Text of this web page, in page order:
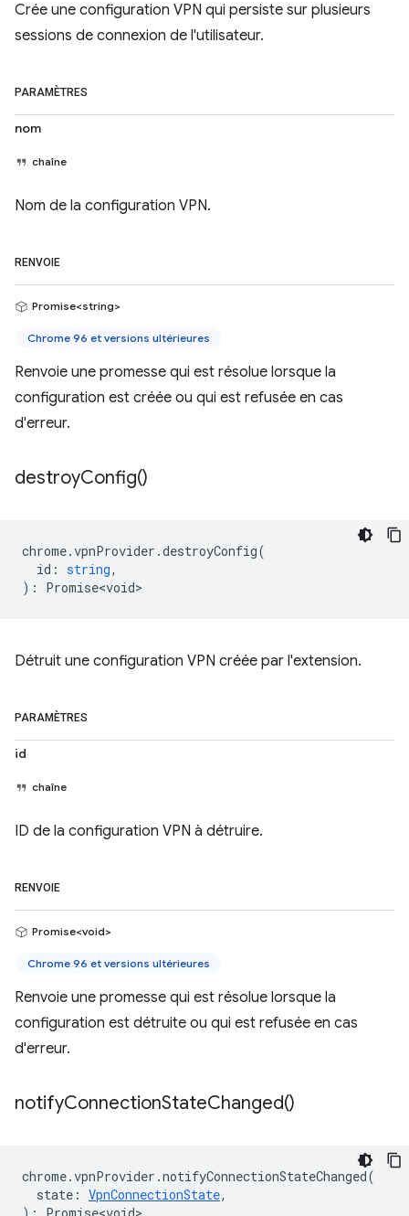
Crée une configuration VPN qui persiste sur plusieurs
sessions de connexion de l'utilisateur.
PARAMÈTRES
nom
chaîne
Nom de la configuration VPN.
RENVOIE
Promise<string>
Chrome 96 et versions ultérieures
Renvoie une promesse qui est résolue lorsque la
configuration est créée ou qui est refusée en cas
d'erreur.
destroyConfig()
chrome.vpnProvider .destroyConfig(
id : string,
) : Promise<void>
Détruit une configuration VPN créée par l'extension.
PARAMÈTRES
id
chaîne
ID de la configuration VPN à détruire.
RENVOIE
Promise<void>
Chrome 96 et versions ultérieures
Renvoie une promesse qui est résolue lorsque la
configuration est détruite ou qui est refusée en cas
d'erreur.
notifyConnectionStateChanged()
chrome.vpnProvider .notifyConnectionStateChanged(
state : VpnConnectionState,